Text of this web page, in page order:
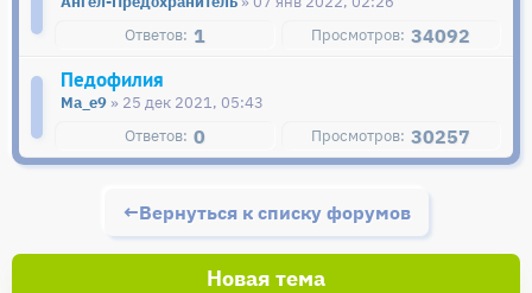
1 34092
Педофилия
Ma_e9 » 25 дек 2021, 05:43
0 30257
Вернуться к списку форумов
Новая тема